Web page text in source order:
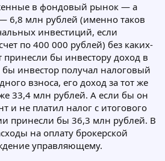
в фондовый рынок — а
6,8 млн рублей (именно таков
инвестиций, если
по 400 000 рублей) без каких-
принесли бы инвестору доход в
инвестор получал налоговый
взноса, его доход за тот же
33,4 млн рублей. А если бы он
и не платил налог с итогового
принесли бы 36,3 млн рублей. В
на оплату брокерской
управляющему.